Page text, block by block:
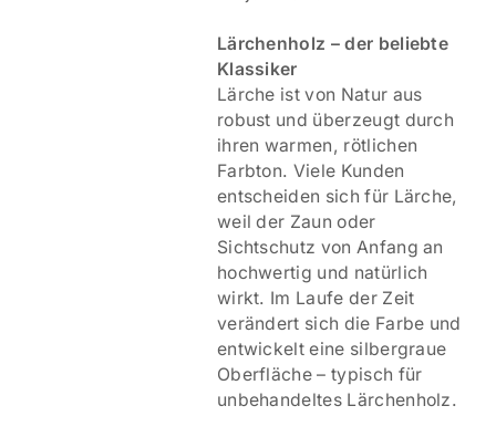
Lärchenholz – der beliebte
Klassiker
Lärche ist von Natur aus
robust und überzeugt durch
ihren warmen, rötlichen
Farbton. Viele Kunden
entscheiden sich für Lärche,
weil der Zaun oder
Sichtschutz von Anfang an
hochwertig und natürlich
wirkt. Im Laufe der Zeit
verändert sich die Farbe und
entwickelt eine silbergraue
Oberfläche – typisch für
unbehandeltes Lärchenholz.